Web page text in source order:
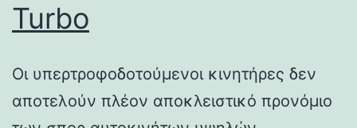
Turbo
Οι υπερτροφοδοτούμενοι κινητήρες δεν
αποτελούν πλέον αποκλειστικό προνόμιο